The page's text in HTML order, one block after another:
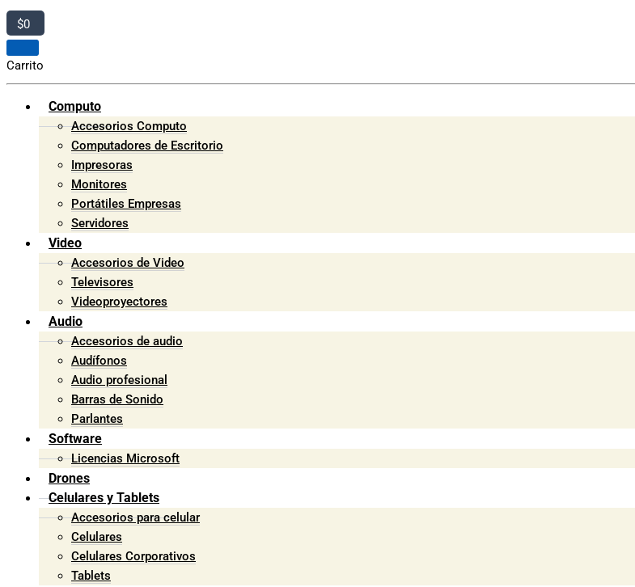
$0
Carrito
Computo
Accesorios Computo
Computadores de Escritorio
Impresoras
Monitores
Portátiles Empresas
Servidores
Video
Accesorios de Video
Televisores
Videoproyectores
Audio
Accesorios de audio
Audífonos
Audio profesional
Barras de Sonido
Parlantes
Software
Licencias Microsoft
Drones
Celulares y Tablets
Accesorios para celular
Celulares
Celulares Corporativos
Tablets